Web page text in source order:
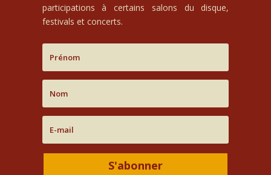
participations à certains salons du disque,
festivals et concerts.
S'abonner